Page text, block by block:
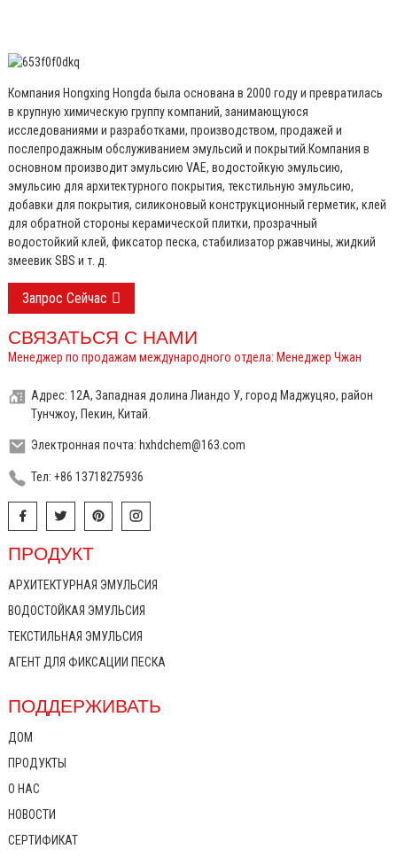
Компания Hongxing Hongda была основана в 2000 году и превратилась
в крупную химическую группу компаний, занимающуюся
исследованиями и разработками, производством, продажей и
послепродажным обслуживанием эмульсий и покрытий. Компания в
основном производит эмульсию VAE, водостойкую эмульсию,
эмульсию для архитектурного покрытия, текстильную эмульсию,
добавки для покрытия, силиконовый конструкционный герметик, клей
для обратной стороны керамической плитки, прозрачный
водостойкий клей, фиксатор песка, стабилизатор ржавчины, жидкий
змеевик SBS и т. д.
Запрос Сейчас
СВЯЗАТЬСЯ С НАМИ
Менеджер по продажам международного отдела: Менеджер Чжан
Адрес: 12А, Западная долина Лиандо У, город Маджуцяо, район
Тунчжоу, Пекин, Китай.
Электронная почта: hxhdchem@163.com
Тел: +86 13718275936
ПРОДУКТ
АРХИТЕКТУРНАЯ ЭМУЛЬСИЯ
ВОДОСТОЙКАЯ ЭМУЛЬСИЯ
ТЕКСТИЛЬНАЯ ЭМУЛЬСИЯ
АГЕНТ ДЛЯ ФИКСАЦИИ ПЕСКА
ПОДДЕРЖИВАТЬ
ДОМ
ПРОДУКТЫ
О НАС
НОВОСТИ
СЕРТИФИКАТ